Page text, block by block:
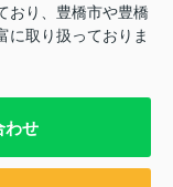
おり、豊橋市や豊橋
に取り扱っておりま
わせ